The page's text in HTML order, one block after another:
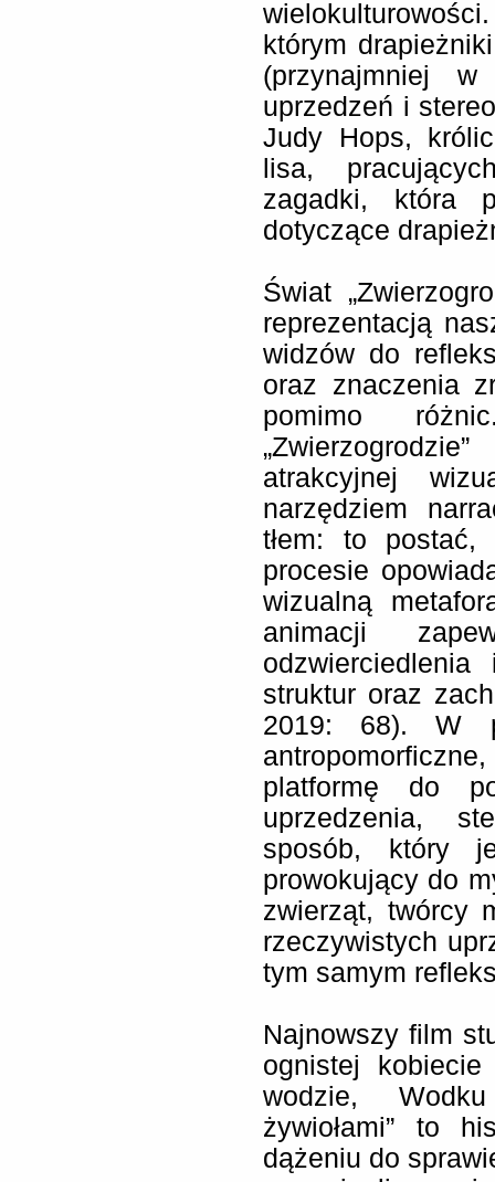
którym
(przynajmniej
uprzedzeń i
Judy Hops,
lisa,
zagadki, która
dotyczące
Świat
reprezentacją
widzów do
oraz znaczenia
pomimo
atrakcyjnej
narzędziem
tłem: to postać,
procesie
wizualną
animacji
odzwierciedlenia
struktur oraz
2019: 68). W
platformę do
uprzedzenia,
sposób, który
prowokujący do
zwierząt, twórcy
rzeczywistych
tym samym
Najnowszy film
ognistej
wodzie,
żywiołami” to
dążeniu do